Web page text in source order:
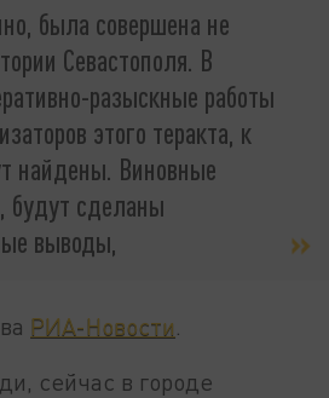
была совершена не
Севастополя. В
разыскные работы
этого теракта, к
найдены. Виновные
будут сделаны
выводы,
РИА-Новости
сейчас в городе